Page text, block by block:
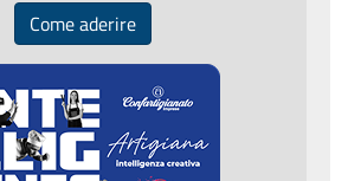
Come aderire